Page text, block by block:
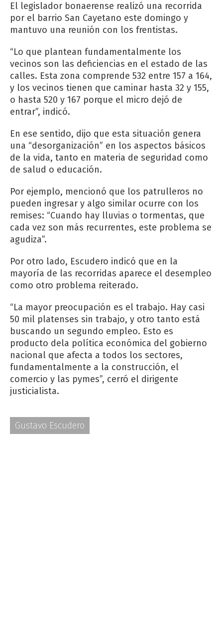
El legislador bonaerense realizó una recorrida
por el barrio San Cayetano este domingo y
mantuvo una reunión con los frentistas.
“Lo que plantean fundamentalmente los
vecinos son las deficiencias en el estado de las
calles. Esta zona comprende 532 entre 157 a 164,
y los vecinos tienen que caminar hasta 32 y 155,
o hasta 520 y 167 porque el micro dejó de
entrar”, indicó.
En ese sentido, dijo que esta situación genera
una “desorganización” en los aspectos básicos
de la vida, tanto en materia de seguridad como
de salud o educación.
Por ejemplo, mencionó que los patrulleros no
pueden ingresar y algo similar ocurre con los
remises: “Cuando hay lluvias o tormentas, que
cada vez son más recurrentes, este problema se
agudiza”.
Por otro lado, Escudero indicó que en la
mayoría de las recorridas aparece el desempleo
como otro problema reiterado.
“La mayor preocupación es el trabajo. Hay casi
50 mil platenses sin trabajo, y otro tanto está
buscando un segundo empleo. Esto es
producto dela política económica del gobierno
nacional que afecta a todos los sectores,
fundamentalmente a la construcción, el
comercio y las pymes”, cerró el dirigente
justicialista.
Gustavo Escudero